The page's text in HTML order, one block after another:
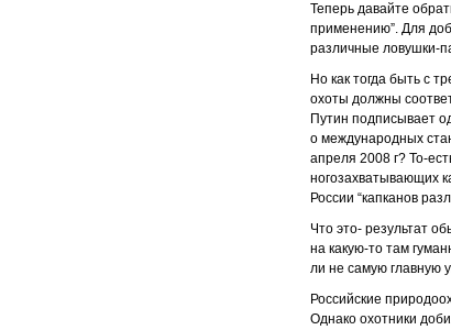
Теперь давайте
применению”. Для
различные ловушки-
Но как тогда быть с
охоты должны
Путин подписывает
о международных
апреля 2008 г? То-
ногозахватывающих
России “капканов
Что это- результат
на какую-то там
ли не самую главную
Российские
Однако охотники